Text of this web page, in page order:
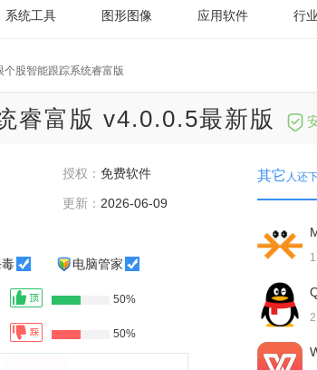
系统工具 图形图像 应用软件 行
个股智能跟踪系统睿富版
睿富版 v4.0.0.5最新版
授权：免费软件
更新： 2026-06-09
电脑管家
50%
50%
其它 人还